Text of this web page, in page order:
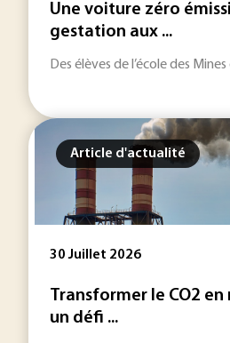
Une voiture zéro
gestation aux ...
Des élèves de l’école des
Article d'actualité
30 Juillet 2026
Transformer le CO2
un défi ...